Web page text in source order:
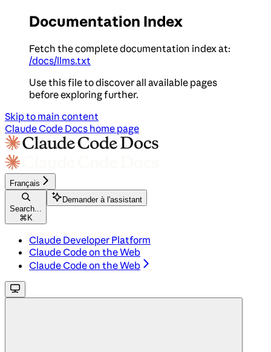
Documentation Index
Fetch the complete documentation index at:
/docs/llms.txt
Use this file to discover all available pages
before exploring further.
Skip to main content
Claude Code Docs home page
Français
Search...
⌘ K
Demander à l'assistant
Claude Developer Platform
Claude Code on the Web
Claude Code on the Web